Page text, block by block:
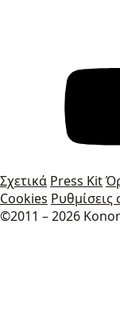
Σχετικά Press Kit
Cookies Ρυθμίσεις
©2011 – 2026